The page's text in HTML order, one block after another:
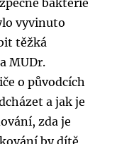
vyvinuto
těžká
MUDr.
o původcích
a jak je
zda je
by dítě